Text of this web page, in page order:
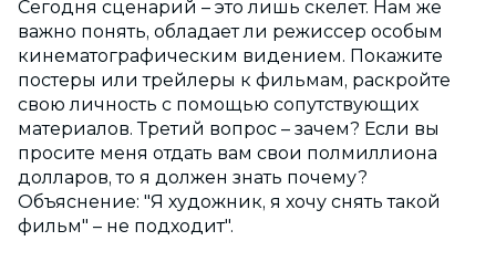
Сегодня сценарий – это лишь скелет. Нам же
важно понять, обладает ли режиссер особым
кинематографическим видением. Покажите
постеры или трейлеры к фильмам, раскройте
свою личность с помощью сопутствующих
материалов. Третий вопрос – зачем? Если вы
просите меня отдать вам свои полмиллиона
долларов, то я должен знать почему?
Объяснение: "Я художник, я хочу снять такой
фильм" – не подходит".